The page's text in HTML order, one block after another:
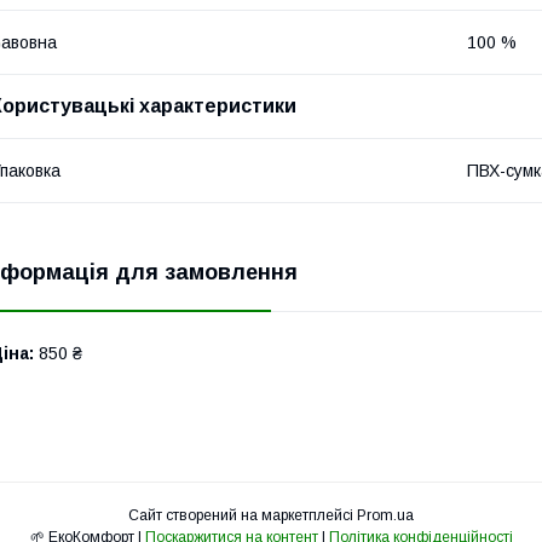
100 %
характеристики
ПВХ-
для замовлення
850 ₴
Сайт створений на маркетплейсі Prom.ua
Поскаржитися на контент Політика конфіденційності